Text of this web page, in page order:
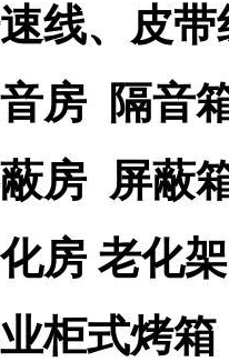
线、皮
房 隔音
房 屏蔽
房 老化架
业柜式烤